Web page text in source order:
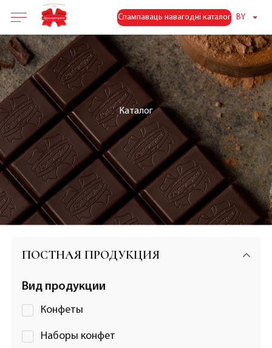
Спампаваць навагодні каталог BY
Каталог
ПОСТНАЯ ПРОДУКЦИЯ
Вид продукции
Конфеты
Наборы конфет